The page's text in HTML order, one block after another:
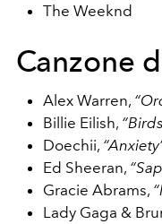
The Weeknd
Canzone
Alex Warren,
Billie Eilish,
Doechii,
Ed Sheeran,
Gracie Abrams,
Lady Gaga &